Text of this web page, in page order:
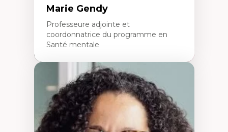
Marie Gendy
Professeure adjointe et
coordonnatrice du programme en
Santé mentale
Expertises
Neuropsychiatrie et neurosciences
Direction d'essais cliniques
Analyse des politiques et pratiques en santé
mentale
Développement de protocoles d'essais